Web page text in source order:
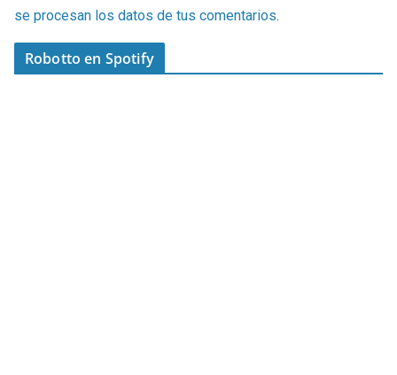
se procesan los datos de tus comentarios.
Robotto en Spotify